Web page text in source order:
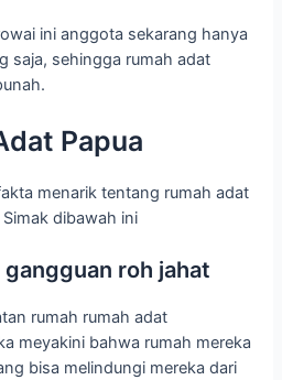
ini anggota sekarang hanya
saja, sehingga rumah adat
Papua
menarik tentang rumah adat
dibawah ini
roh jahat
rumah rumah adat
meyakini bahwa rumah mereka
bisa melindungi mereka dari